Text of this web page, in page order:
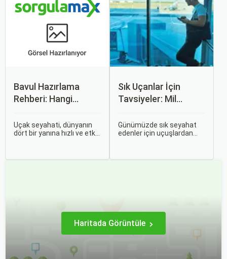
için büyük bir sorun teşkil
edebilir.
ilk adımı ise, genellikle bir
uçak bileti satın almaktır.
Bavul Hazırlama
Rehberi: Hangi
Alınmalı?
Uçak seyahati, dünyanın
dört bir yanına hızlı ve etkili
Sık Uçanlar İçin
Tavsiyeler: Mil
Günümüzde sık seyahat
edenler için uçuşlardan
Haritada Görüntüle